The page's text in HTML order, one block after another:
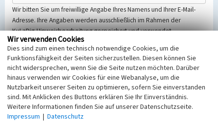
Wir bitten Sie um freiwillige Angabe Ihres Namens und Ihrer E-Mail-
Adresse. Ihre Angaben werden ausschließlich im Rahmen der
KuLaDig-Hinweisbearbeitung gespeichert und verwendet.
Selbstverständlich werden diese entsprechend der Vorschriften des
Telemediengesetzes, des Datenschutzgesetzes NRW und der seit
dem 25.05.2018 gültigen Europäischen Datenschutzgrundverordnung
(EU-DSGVO) vertraulich behandelt, beachten Sie bitte unsere
Hinweise zumDatenschutz
Nachricht
Wir verwenden Cookies
Dies sind zum einen technisch notwendige Cookies, um die
Funktionsfähigkeit der Seiten sicherzustellen. Diesen können Sie
nicht widersprechen, wenn Sie die Seite nutzen möchten. Darüber
hinaus verwenden wir Cookies für eine Webanalyse, um die
Nutzbarkeit unserer Seiten zu optimieren, sofern Sie einverstanden
sind. Mit Anklicken des Buttons erklären Sie Ihr Einverständnis.
Weitere Informationen finden Sie auf unserer Datenschutzseite.
Impressum | Datenschutz